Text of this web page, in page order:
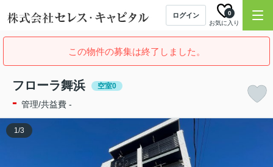
ログイン
お気に入り
0
この物件の募集は終了しました。
フローラ舞浜 空室0
- 管理/共益費 -
1/3